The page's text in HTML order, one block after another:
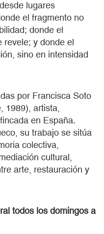
lugares
el fragmento no
donde el
revele; y donde el
sino en intensidad
por Francisca Soto
1989), artista,
en España.
su trabajo se sitúa
colectiva,
cultural,
arte, restauración y
todos los domingos a